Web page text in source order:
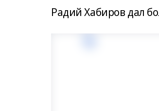
Радий Хабиров дал